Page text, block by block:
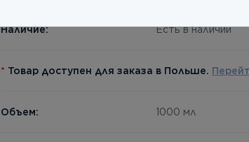
Наличие: Есть в наличии
* Товар доступен для заказа в Польше.
Объем: 1000 мл